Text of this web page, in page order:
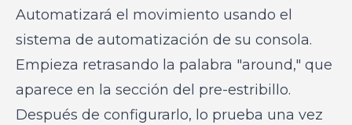
Automatizará el movimiento usando el
sistema de automatización de su consola.
Empieza retrasando la palabra "around," que
aparece en la sección del pre-estribillo.
Después de configurarlo, lo prueba una vez